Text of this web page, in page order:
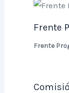
Frente
Frente